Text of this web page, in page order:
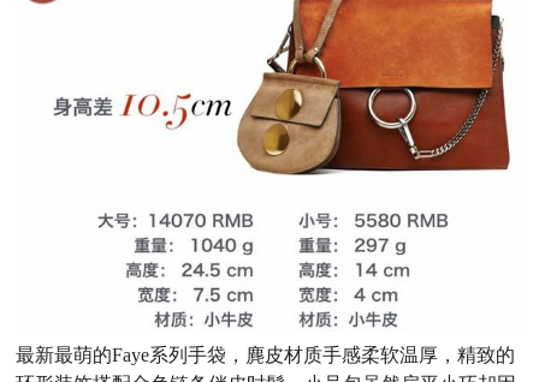
最新最萌的Faye系列手袋，麂皮材质手感柔软温厚，精致的